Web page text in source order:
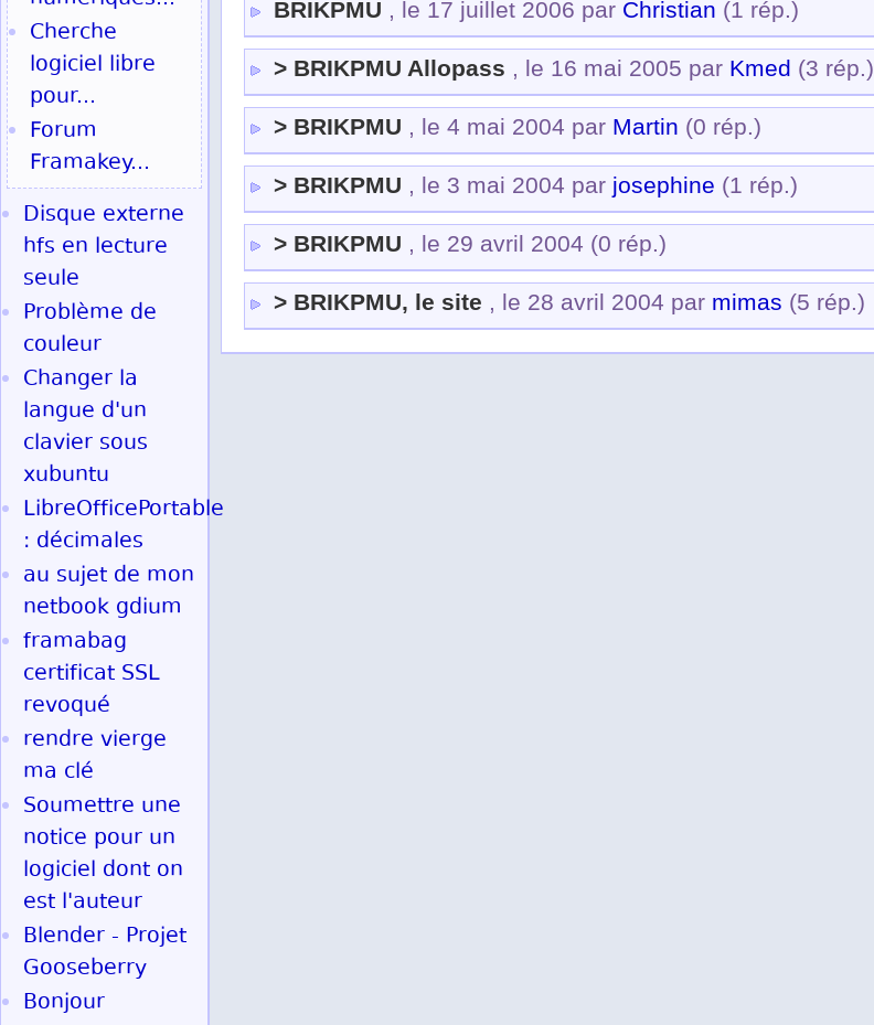
BRIKPMU , le 17 juillet 2006 par Christian (1 rép.)
> BRIKPMU Allopass , le 16 mai 2005 par Kmed (3 rép.)
> BRIKPMU , le 4 mai 2004 par Martin (0 rép.)
> BRIKPMU , le 3 mai 2004 par josephine (1 rép.)
> BRIKPMU , le 29 avril 2004 (0 rép.)
> BRIKPMU, le site , le 28 avril 2004 par mimas (5 rép.)
Cherche
logiciel libre
pour...
Forum
Framakey...
Disque externe
hfs en lecture
seule
Problème de
couleur
Changer la
langue d'un
clavier sous
xubuntu
LibreOfficePortable
: décimales
au sujet de mon
netbook gdium
framabag
certificat SSL
revoqué
rendre vierge
ma clé
Soumettre une
notice pour un
logiciel dont on
est l'auteur
Blender - Projet
Gooseberry
Bonjour